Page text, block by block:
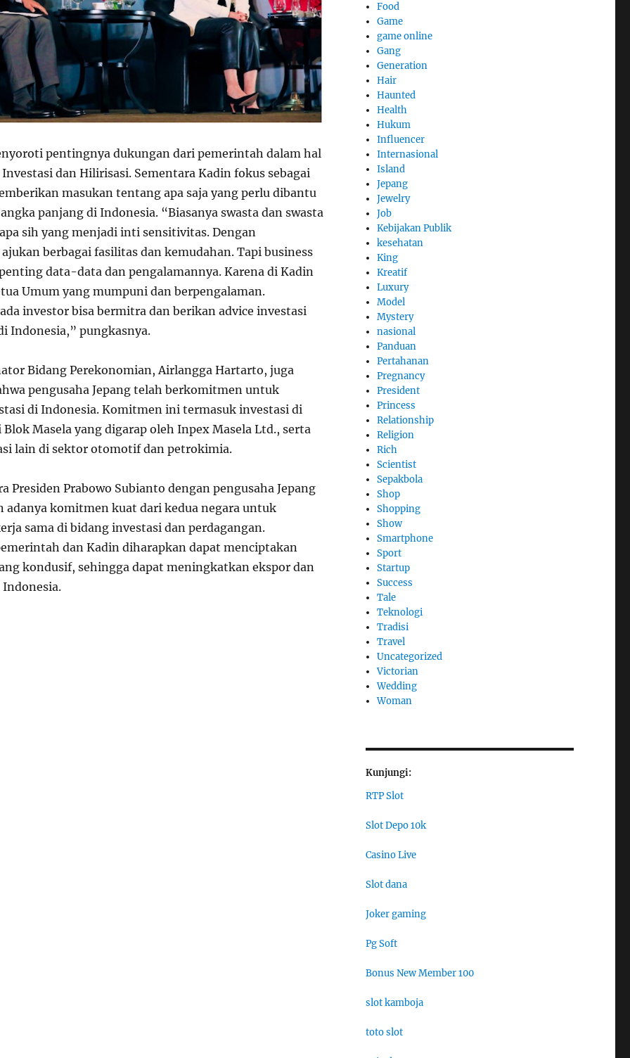
pentingnya dukungan dari pemerintah dalam hal
dan Hilirisasi. Sementara Kadin fokus sebagai
masukan tentang apa saja yang perlu dibantu
panjang di Indonesia. “Biasanya swasta dan swasta
sih yang menjadi inti sensitivitas. Dengan
berbagai fasilitas dan kemudahan. Tapi business
data-data dan pengalamannya. Karena di Kadin
Umum yang mumpuni dan berpengalaman.
investor bisa bermitra dan berikan advice investasi
Indonesia,” pungkasnya.
Bidang Perekonomian, Airlangga Hartarto, juga
pengusaha Jepang telah berkomitmen untuk
di Indonesia. Komitmen ini termasuk investasi di
Blok Masela yang digarap oleh Inpex Masela Ltd., serta
lain di sektor otomotif dan petrokimia.
Presiden Prabowo Subianto dengan pengusaha Jepang
komitmen kuat dari kedua negara untuk
sama di bidang investasi dan perdagangan.
dan Kadin diharapkan dapat menciptakan
kondusif, sehingga dapat meningkatkan ekspor dan
Food
Game
game online
Gang
Generation
Hair
Haunted
Health
Hukum
Influencer
Internasional
Island
Jepang
Jewelry
Job
Kebijakan Publik
kesehatan
King
Kreatif
Luxury
Model
Mystery
nasional
Panduan
Pertahanan
Pregnancy
President
Princess
Relationship
Religion
Rich
Scientist
Sepakbola
Shop
Shopping
Show
Smartphone
Sport
Startup
Success
Tale
Teknologi
Tradisi
Travel
Uncategorized
Victorian
Wedding
Woman
Kunjungi:
RTP Slot
Slot Depo 10k
Casino Live
Slot dana
Joker gaming
Pg Soft
Bonus New Member 100
slot kamboja
toto slot